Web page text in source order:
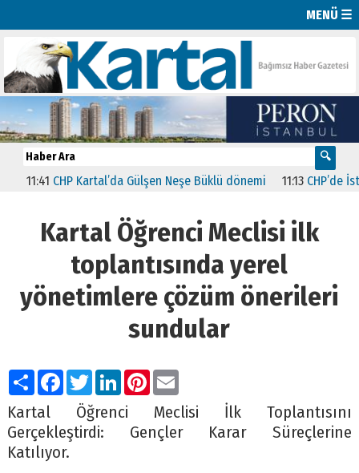
MENÜ ☰
CHP Kartal’da Gülşen Neşe Büklü dönemi 11:13 CHP’de
Kartal Öğrenci Meclisi ilk
toplantısında yerel
yönetimlere çözüm önerileri
sundular
PaylaşFacebook
TwitterLinkedIn
Pinterest
Email
Kartal Öğrenci Meclisi İlk Toplantısını
Gerçekleştirdi: Gençler Karar Süreçlerine
Katılıyor.